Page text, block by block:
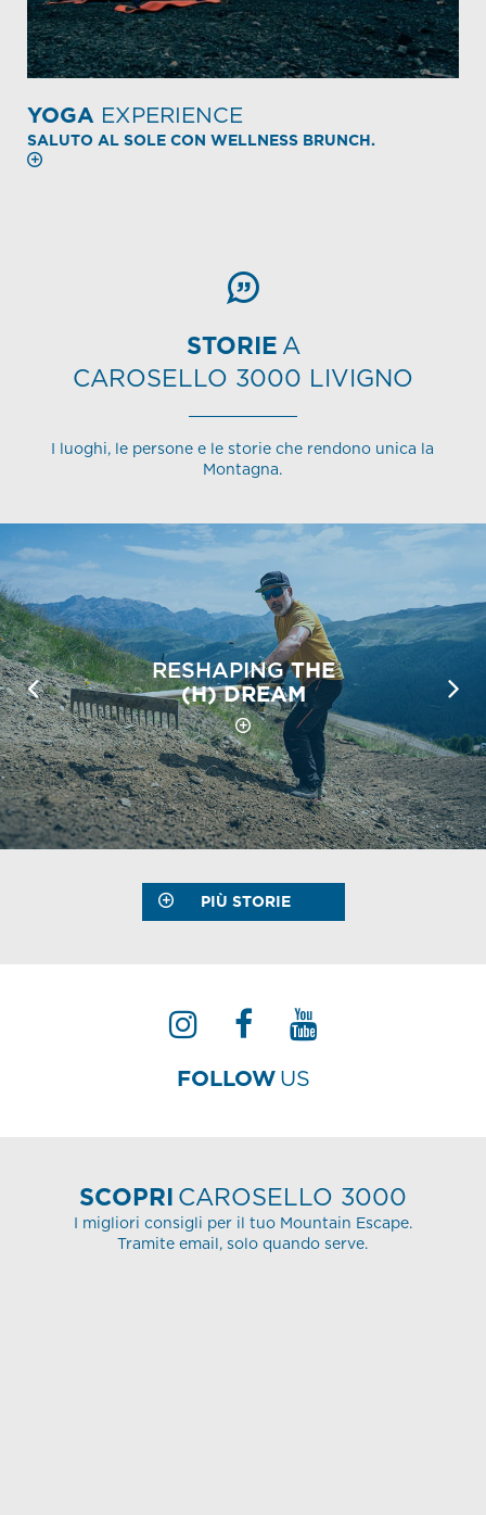
YOGA EXPERIENCE
SALUTO AL SOLE CON WELLNESS BRUNCH.
STORIEA
CAROSELLO 3000 LIVIGNO
I luoghi, le persone e le storie che rendono unica la
Montagna.
RESHAPINGTHE
(H) DREAM
PIÙ STORIE
FOLLOWUS
SCOPRICAROSELLO 3000
I migliori consigli per il tuo Mountain Escape.
Tramite email, solo quando serve.